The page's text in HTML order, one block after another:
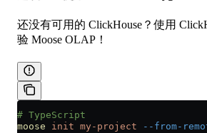
还没有可用的 ClickHouse？使用
验 Moose OLAP！
# TypeScript
moose init my-project --from-